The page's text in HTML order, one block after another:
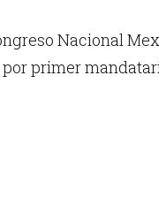
Nacional
primer